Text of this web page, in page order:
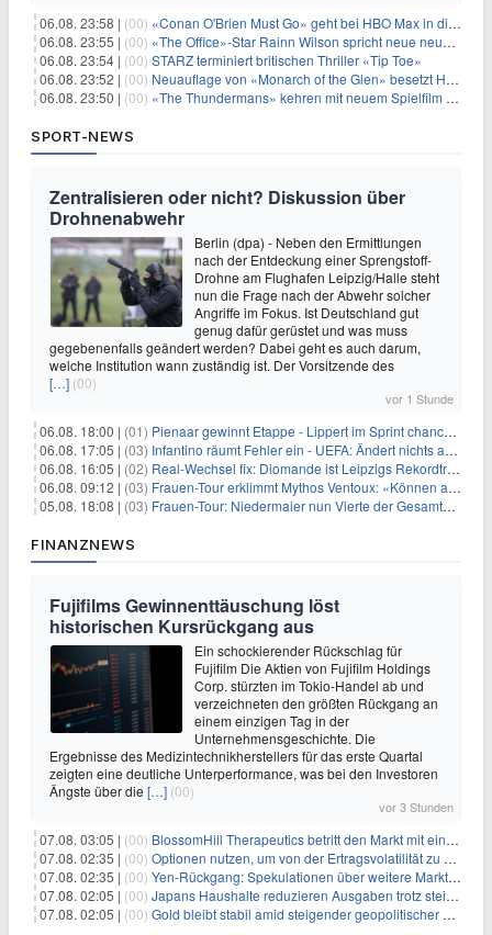
06.08. 23:58 | (00) «Conan O'Brien Must Go» geht bei HBO Max in die dritte Runde
06.08. 23:55 | (00) «The Office»-Star Rainn Wilson spricht neue neuseeländische Serie «Settling»
06.08. 23:54 | (00) STARZ terminiert britischen Thriller «Tip Toe»
06.08. 23:52 | (00) Neuauflage von «Monarch of the Glen» besetzt Hauptrollen
06.08. 23:50 | (00) «The Thundermans» kehren mit neuem Spielfilm zurück
SPORT-NEWS
Zentralisieren oder nicht? Diskussion über
Drohnenabwehr
Berlin (dpa) - Neben den Ermittlungen
nach der Entdeckung einer Sprengstoff-
Drohne am Flughafen Leipzig/Halle steht
nun die Frage nach der Abwehr solcher
Angriffe im Fokus. Ist Deutschland gut
genug dafür gerüstet und was muss
gegebenenfalls geändert werden? Dabei geht es auch darum,
welche Institution wann zuständig ist. Der Vorsitzende des
[…] (00)
vor 1 Stunde
06.08. 18:00 | (01) Pienaar gewinnt Etappe - Lippert im Sprint chancenlos
06.08. 17:05 | (03) Infantino räumt Fehler ein - UEFA: Ändert nichts an Boykott
06.08. 16:05 | (02) Real-Wechsel fix: Diomande ist Leipzigs Rekordtransfer
06.08. 09:12 | (03) Frauen-Tour erklimmt Mythos Ventoux: «Können alles schaffen»
05.08. 18:08 | (03) Frauen-Tour: Niedermaier nun Vierte der Gesamtwertung
FINANZNEWS
Fujifilms Gewinnenttäuschung löst
historischen Kursrückgang aus
Ein schockierender Rückschlag für
Fujifilm Die Aktien von Fujifilm Holdings
Corp. stürzten im Tokio-Handel ab und
verzeichneten den größten Rückgang an
einem einzigen Tag in der
Unternehmensgeschichte. Die
Ergebnisse des Medizintechnikherstellers für das erste Quartal
zeigten eine deutliche Unterperformance, was bei den Investoren
Ängste über die […] (00)
vor 3 Stunden
07.08. 03:05 | (00) BlossomHill Therapeutics betritt den Markt mit einem IPO-Boost von 150 Millionen Dollar
07.08. 02:35 | (00) Optionen nutzen, um von der Ertragsvolatilität zu profitieren
07.08. 02:35 | (00) Yen-Rückgang: Spekulationen über weitere Marktinterventionen nehmen zu
07.08. 02:05 | (00) Japans Haushalte reduzieren Ausgaben trotz steigender Löhne: Ein Warnsignal für das Wachstum
07.08. 02:05 | (00) Gold bleibt stabil amid steigender geopolitischer Spannungen im Persischen Golf